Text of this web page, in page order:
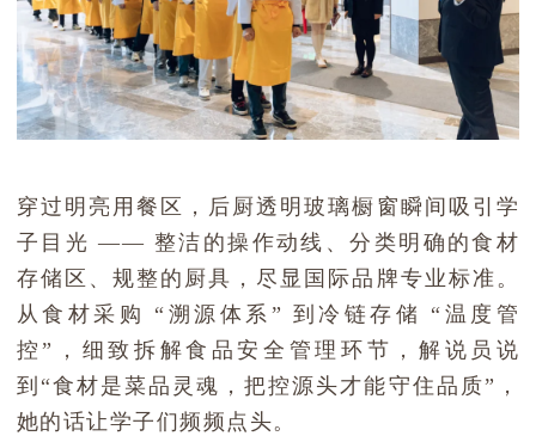
穿过明亮用餐区，后厨透明玻璃橱窗瞬间吸引学
子目光 —— 整洁的操作动线、分类明确的食材
存储区、规整的厨具，尽显国际品牌专业标准。
从食材采购 “溯源体系” 到冷链存储 “温度管
控”，细致拆解食品安全管理环节， 解说员说
到 “食材是菜品灵魂，把控源头才能守住品质”，
她的话让学子们频频点头。